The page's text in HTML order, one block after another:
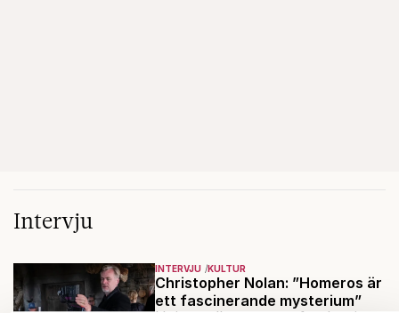
Intervju
INTERVJU KULTUR
Christopher Nolan: ”Homeros är
ett fascinerande mysterium”